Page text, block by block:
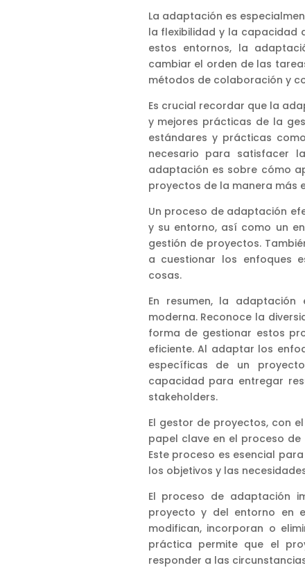
La adaptación es
la flexibilidad y la capacidad
estos entornos, la
cambiar el orden de las
métodos de colaboración y
Es crucial recordar que la
y mejores prácticas de la
estándares y prácticas
necesario para satisfacer
adaptación es sobre cómo
proyectos de la manera más
Un proceso de adaptación
y su entorno, así como un
gestión de proyectos.
a cuestionar los enfoques
cosas.
En resumen, la
moderna. Reconoce la
forma de gestionar estos
eficiente. Al adaptar los
específicas de un
capacidad para entregar
stakeholders.
El gestor de proyectos, con
papel clave en el proceso
Este proceso es esencial
los objetivos y las
El proceso de adaptación
proyecto y del entorno en
modifican, incorporan o
práctica permite que el
responder a las